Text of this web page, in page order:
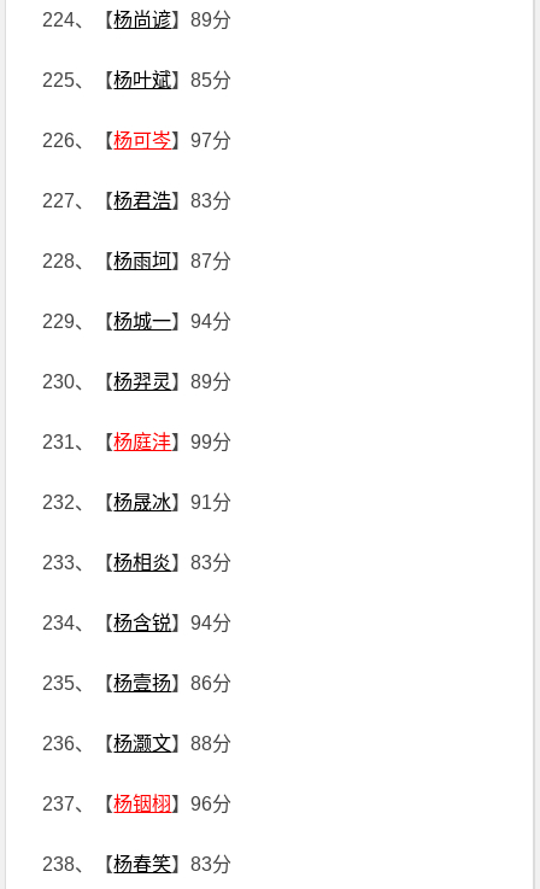
224、【杨尚谚】89分
225、【杨叶斌】85分
226、【杨可岑】97分
227、【杨君浩】83分
228、【杨雨坷】87分
229、【杨城一】94分
230、【杨羿灵】89分
231、【杨庭沣】99分
232、【杨晟冰】91分
233、【杨相炎】83分
234、【杨含锐】94分
235、【杨壹扬】86分
236、【杨灏文】88分
237、【杨铟栩】96分
238、【杨春笑】83分